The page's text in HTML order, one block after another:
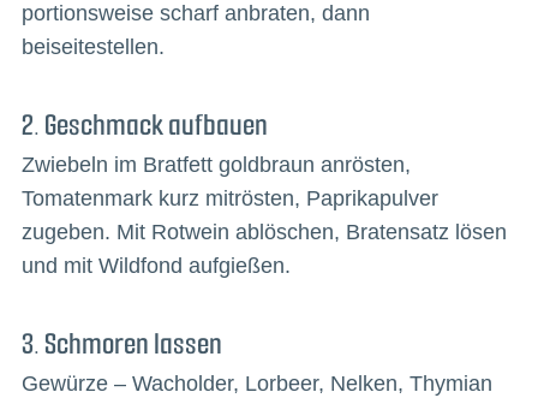
portionsweise scharf anbraten, dann
beiseitestellen.
2. Geschmack aufbauen
Zwiebeln im Bratfett goldbraun anrösten,
Tomatenmark kurz mitrösten, Paprikapulver
zugeben. Mit Rotwein ablöschen, Bratensatz lösen
und mit Wildfond aufgießen.
3. Schmoren lassen
Gewürze – Wacholder, Lorbeer, Nelken, Thymian